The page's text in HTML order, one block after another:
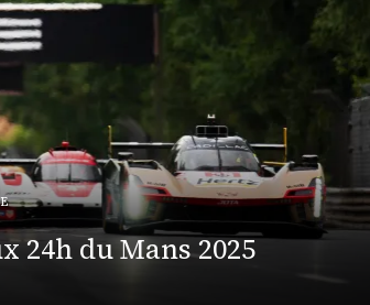
24h du Mans 2025